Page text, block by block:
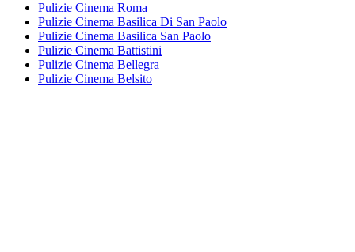
Pulizie Cinema Roma
Pulizie Cinema Basilica Di San Paolo
Pulizie Cinema Basilica San Paolo
Pulizie Cinema Battistini
Pulizie Cinema Bellegra
Pulizie Cinema Belsito